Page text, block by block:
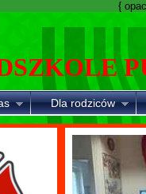
{
Dla rodziców